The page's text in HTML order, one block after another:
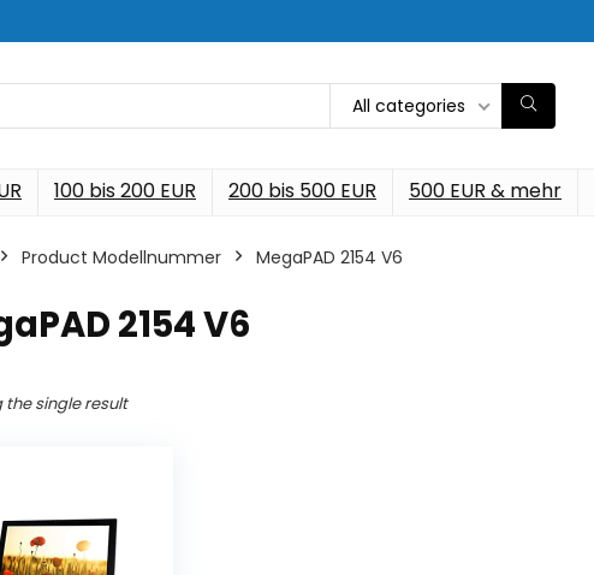
All categories
100 bis 200 EUR 200 bis 500 EUR 500 EUR & mehr
Product Modellnummer ‎MegaPAD 2154 V6
2154 V6
the single result